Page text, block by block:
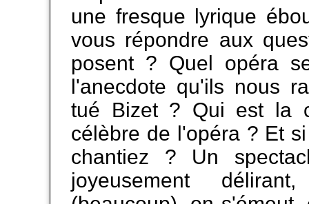
une fresque lyrique
vous répondre aux
posent ? Quel opéra
l'anecdote qu'ils nous
tué Bizet ? Qui est la
célèbre de l'opéra ? Et
chantiez ? Un
joyeusement